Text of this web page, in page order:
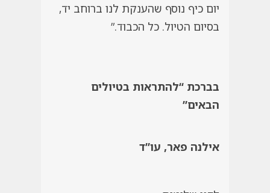
יום כיף נוסף שהענקת לנו ברוחב יד,
בסיום הטיול. כל הכבוד.”
בברכת “להתראות בטיולים
הבאים”
אילנה פאר, עו”ד